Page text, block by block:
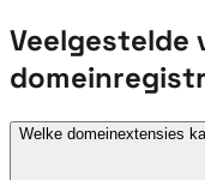
Veelgestelde
Welke domeinextensies